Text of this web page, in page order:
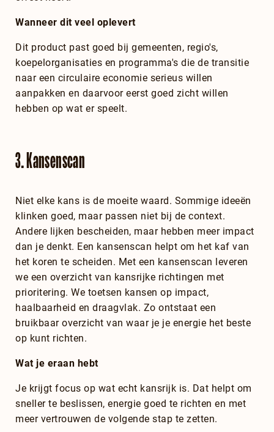
Wanneer dit veel oplevert
Dit product past goed bij gemeenten, regio's,
koepelorganisaties en programma's die de transitie
naar een circulaire economie serieus willen
aanpakken en daarvoor eerst goed zicht willen
hebben op wat er speelt.
3. Kansenscan
Niet elke kans is de moeite waard. Sommige ideeën
klinken goed, maar passen niet bij de context.
Andere lijken bescheiden, maar hebben meer impact
dan je denkt. Een kansenscan helpt om het kaf van
het koren te scheiden. Met een kansenscan leveren
we een overzicht van kansrijke richtingen met
prioritering. We toetsen kansen op impact,
haalbaarheid en draagvlak. Zo ontstaat een
bruikbaar overzicht van waar je je energie het beste
op kunt richten.
Wat je eraan hebt
Je krijgt focus op wat echt kansrijk is. Dat helpt om
sneller te beslissen, energie goed te richten en met
meer vertrouwen de volgende stap te zetten.